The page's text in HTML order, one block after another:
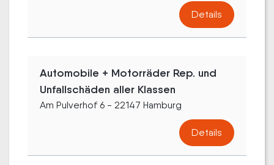
Details
Automobile + Motorräder Rep. und
Unfallschäden aller Klassen
Am Pulverhof 6 - 22147 Hamburg
Details